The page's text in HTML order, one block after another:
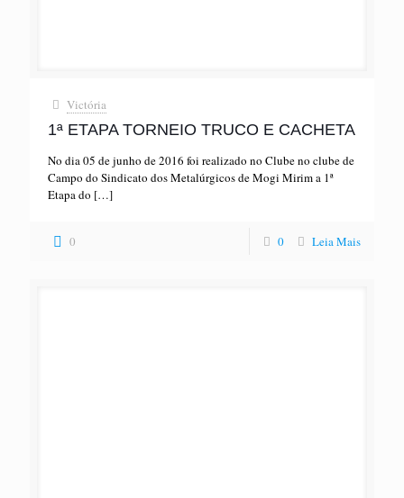
Victória
1ª ETAPA TORNEIO TRUCO E CACHETA
No dia 05 de junho de 2016 foi realizado no Clube no clube de
Campo do Sindicato dos Metalúrgicos de Mogi Mirim a 1ª
Etapa do […]
0 0 Leia Mais